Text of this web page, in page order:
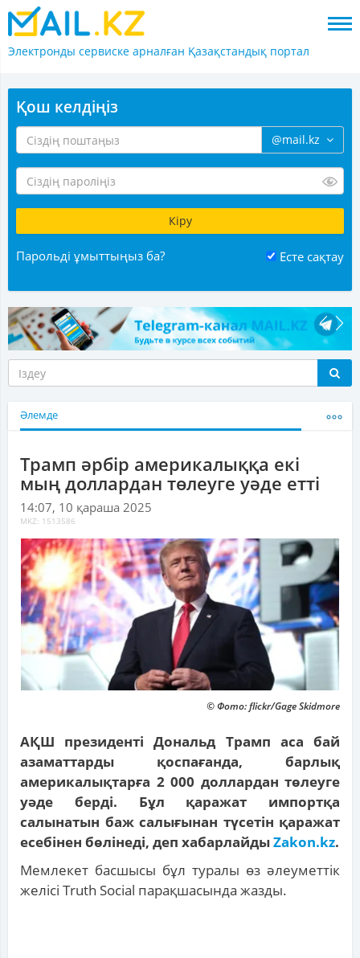
Электронды сервиске арналған Қазақстандық портал
Қош келдіңіз
@mail.kz
Парольді ұмыттыңыз ба? Есте сақтау
Әлемде
Трамп әрбір америкалыққа екі
мың доллардан төлеуге уәде етті
14:07, 10 қараша 2025
MKZ: 1513586
© Фото: flickr/Gage Skidmore
АҚШ президенті Дональд Трамп аса бай
азаматтарды қоспағанда, барлық
америкалықтарға 2 000 доллардан төлеуге
уәде берді. Бұл қаражат импортқа
салынатын баж салығынан түсетін қаражат
есебінен бөлінеді, деп хабарлайдыZakon.kz.
Мемлекет басшысы бұл туралы өз әлеуметтік
желісі Truth Social парақшасында жазды.